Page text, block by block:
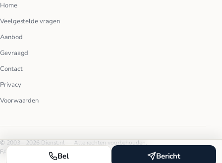
Bel Bericht
Home
Veelgestelde vragen
Aanbod
Gevraagd
Contact
Privacy
Voorwaarden
© 2003 – 2026 Dienst.nl — Alle rechten voorbehouden.
FAQ
Voorwaarden